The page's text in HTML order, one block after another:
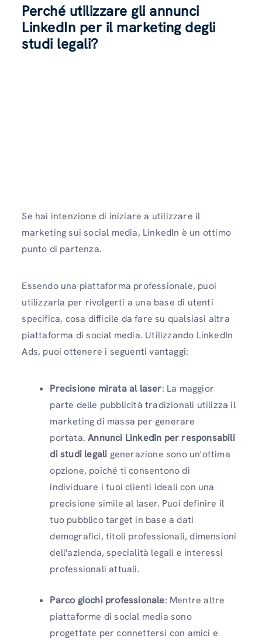
Perché utilizzare gli annunci
LinkedIn per il marketing degli
studi legali?
Se hai intenzione di iniziare a utilizzare il
marketing sui social media, LinkedIn è un ottimo
punto di partenza.
Essendo una piattaforma professionale, puoi
utilizzarla per rivolgerti a una base di utenti
specifica, cosa difficile da fare su qualsiasi altra
piattaforma di social media. Utilizzando LinkedIn
Ads, puoi ottenere i seguenti vantaggi:
Precisione mirata al laser: La maggior
parte delle pubblicità tradizionali utilizza il
marketing di massa per generare
portata.Annunci LinkedIn per responsabili
di studi legali generazione sono un'ottima
opzione, poiché ti consentono di
individuare i tuoi clienti ideali con una
precisione simile al laser. Puoi definire il
tuo pubblico target in base a dati
demografici, titoli professionali, dimensioni
dell'azienda, specialità legali e interessi
professionali attuali.
Parco giochi professionale: Mentre altre
piattaforme di social media sono
progettate per connettersi con amici e